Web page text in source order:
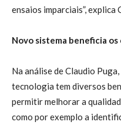
ensaios imparciais”, explica
Novo sistema beneficia
Na análise de Claudio
tecnologia tem diversos
permitir melhorar a
como por exemplo a